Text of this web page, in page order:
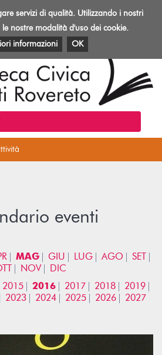
Toggle
PATRIMONIO E RISORSE
eventi
MAG GIU LUG AGO
SET
NOV
DIC
2015 2016 2017 2018
2019
2023 2024 2025 2026 2027
servizi di qualità. Utilizzando i nostri
le nostre modalità d'uso dei cookie.
informazioni
OK